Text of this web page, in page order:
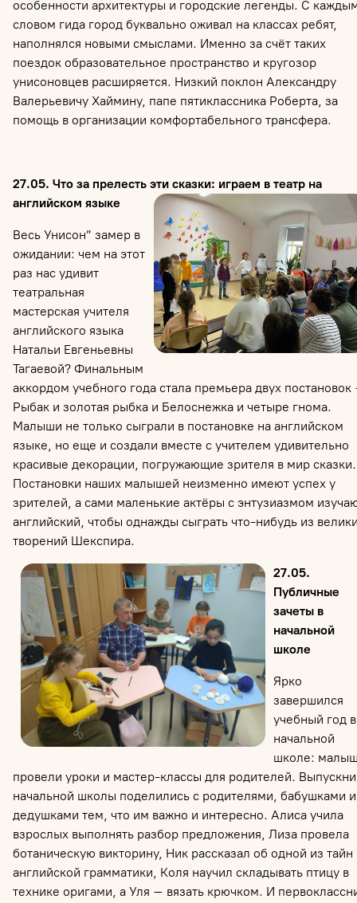
особенности архитектуры и городские легенды. С
словом гида город буквально оживал на классах ребят,
наполнялся новыми смыслами. Именно за счёт таких
поездок образовательное пространство и кругозор
унисоновцев расширяется. Низкий поклон Александру
Валерьевичу Хаймину, папе пятиклассника Роберта, за
помощь в организации комфортабельного трансфера.
27.05. Что за прелесть эти сказки: играем в театр на
английском языке
Весь Унисон” замер в
ожидании: чем на этот
раз нас удивит
театральная
мастерская учителя
английского языка
Натальи Евгеньевны
Тагаевой? Финальным
аккордом учебного года стала премьера двух
Рыбак и золотая рыбка и Белоснежка и четыре гнома.
Малыши не только сыграли в постановке на английском
языке, но еще и создали вместе с учителем удивительно
красивые декорации, погружающие зрителя в мир сказки.
Постановки наших малышей неизменно имеют успех у
зрителей, а сами маленькие актёры с энтузиазмом
английский, чтобы однажды сыграть что-нибудь из
творений Шекспира.
27.05.
Публичные
зачеты в
начальной
школе
Ярко
завершился
учебный год в
начальной
школе:
провели уроки и мастер-классы для родителей.
начальной школы поделились с родителями, бабушками и
дедушками тем, что им важно и интересно. Алиса учила
взрослых выполнять разбор предложения, Лиза провела
ботаническую викторину, Ник рассказал об одной из тайн
английской грамматики, Коля научил складывать птицу в
технике оригами, а Уля – вязать крючком. И